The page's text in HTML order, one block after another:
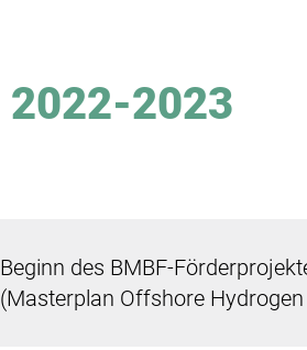
2022-2023
Beginn des BMBF-
(Masterplan Offshore